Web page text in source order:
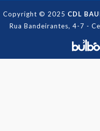
Copyright © 2025 CDL
Rua Bandeirantes, 4-7 -